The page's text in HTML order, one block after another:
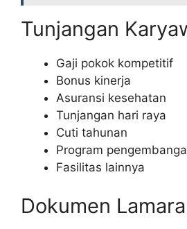
Tunjangan
Gaji pokok kompetitif
Bonus kinerja
Asuransi kesehatan
Tunjangan hari raya
Cuti tahunan
Program
Fasilitas lainnya
Dokumen